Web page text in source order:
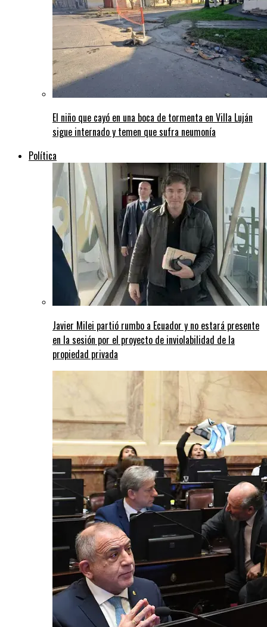
El niño que cayó en una boca de tormenta en Villa Luján
sigue internado y temen que sufra neumonía
Política
Javier Milei partió rumbo a Ecuador y no estará presente
en la sesión por el proyecto de inviolabilidad de la
propiedad privada